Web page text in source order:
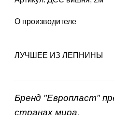
О производителе
ЛУЧШЕЕ ИЗ ЛЕПНИНЫ
Бренд "Европласт"
странах мира.